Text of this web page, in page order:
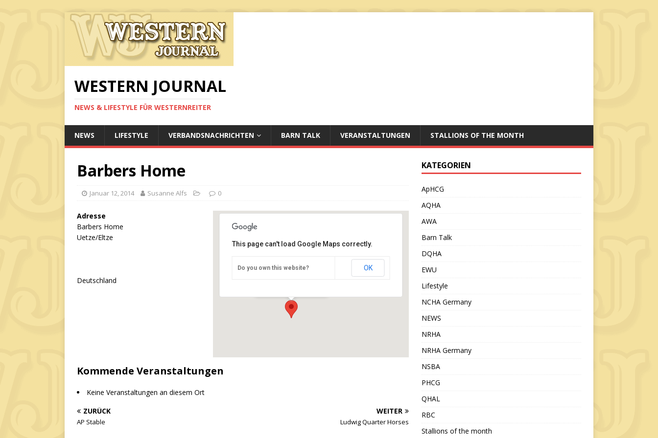
WESTERN JOURNAL
NEWS & LIFESTYLE FÜR WESTERNREITER
NEWS LIFESTYLE VERBANDSNACHRICHTEN BARN TALK VERANSTALTUNGEN STALLIONS OF THE MONTH
Barbers Home
Januar 12, 2014 Susanne Alfs 0
Barbers Home
This page can't load Google Maps correctly.
Do you own this website? OK
Adresse
Barbers Home
Uetze/Eltze
Deutschland
Kommende Veranstaltungen
Keine Veranstaltungen an diesem Ort
ZURÜCK
AP Stable
WEITER
Ludwig Quarter Horses
KATEGORIEN
ApHCG
AQHA
AWA
Barn Talk
DQHA
EWU
Lifestyle
NCHA Germany
NEWS
NRHA
NRHA Germany
NSBA
PHCG
QHAL
RBC
Stallions of the month